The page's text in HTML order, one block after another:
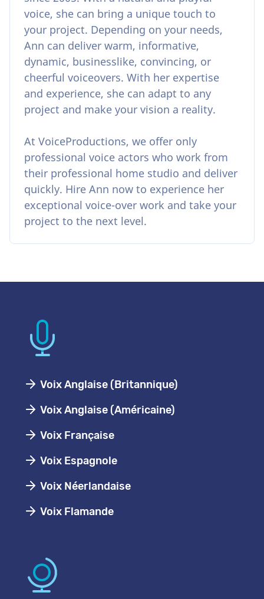
voice, she can bring a unique touch to
your project. Depending on your needs,
Ann can deliver warm, informative,
dynamic, businesslike, convincing, or
cheerful voiceovers. With her expertise
and experience, she can adapt to any
project and make your vision a reality.
At VoiceProductions, we offer only
professional voice actors who work from
their professional home studio and deliver
quickly. Hire Ann now to experience her
exceptional voice-over work and take your
project to the next level.
Voix Anglaise (Britannique)
Voix Anglaise (Américaine)
Voix Française
Voix Espagnole
Voix Néerlandaise
Voix Flamande